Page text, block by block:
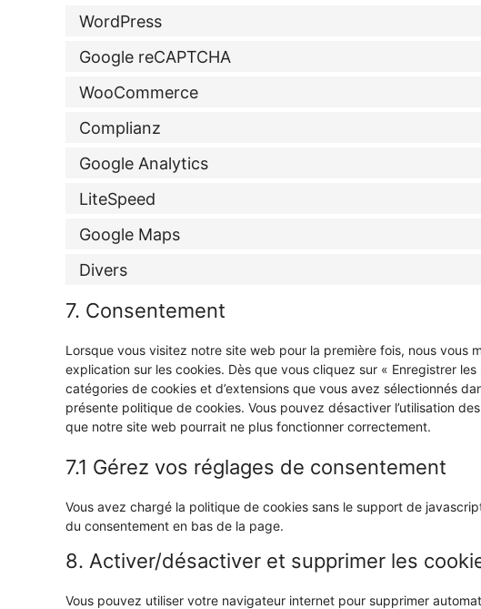
WordPress
Google reCAPTCHA
WooCommerce
Complianz
Google Analytics
LiteSpeed
Google Maps
Divers
7. Consentement
Lorsque vous visitez notre site web pour la première fois, nous vous
explication sur les cookies. Dès que vous cliquez sur « Enregistrer
catégories de cookies et d’extensions que vous avez sélectionnés
présente politique de cookies. Vous pouvez désactiver l’utilisation
que notre site web pourrait ne plus fonctionner correctement.
7.1 Gérez vos réglages de consentement
Vous avez chargé la politique de cookies sans le support de
du consentement en bas de la page.
8. Activer/désactiver et supprimer les
Vous pouvez utiliser votre navigateur internet pour supprimer